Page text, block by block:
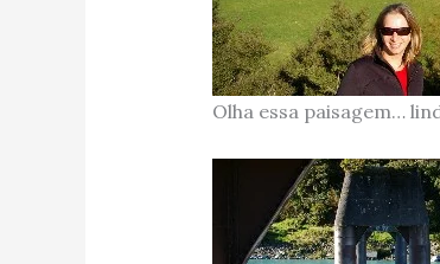
Olha essa paisagem…